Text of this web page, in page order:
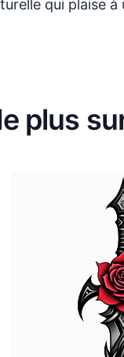
qui plaise à
plus